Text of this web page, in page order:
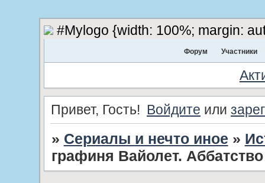
#Mylogo {width: 100%; margin:
Форум Участники
Привет, Гость! Войдите или
» Сериалы и нечто иное »
графиня Вайолет.